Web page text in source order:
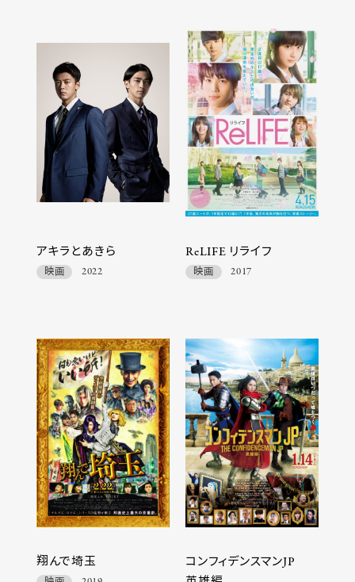
アキラとあきら
映画 2022
ReLIFE リライフ
映画 2017
翔んで埼玉
コンフィデンスマンJP